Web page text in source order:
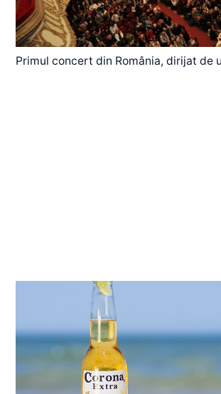
Primul concert din România, dirijat de